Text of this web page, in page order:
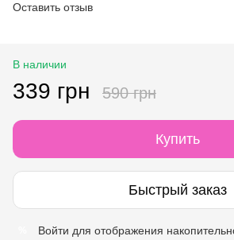
Оставить отзыв
В наличии
339 грн 590 грн
Купить
Быстрый заказ
Войти для отображения